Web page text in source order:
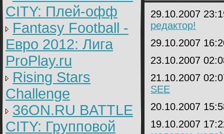
CITY: Плей-офф
Fantasy Football -
Евро 2012: Лига
ProPlay.ru
Rising Stars
Challenge
36ON.RU BATTLE
CITY: Групповой
29.10.2007
редактор!
29.10.2007
23.10.2007
21.10.2007
SEE
20.10.2007
19.10.2007